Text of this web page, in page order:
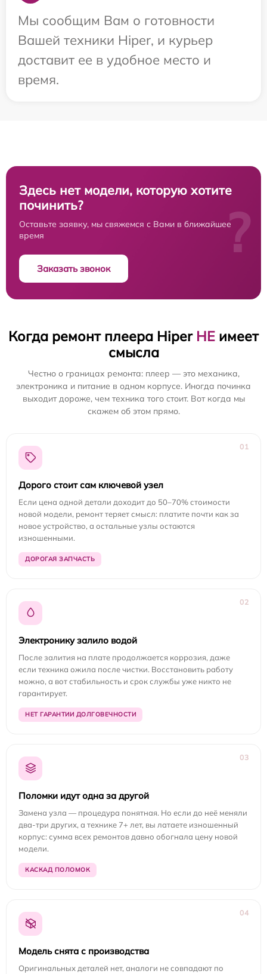
Мы сообщим Вам о готовности
Вашей техники Hiper, и курьер
доставит ее в удобное место и
время.
Здесь нет модели, которую хотите
починить?
Оставьте заявку, мы свяжемся с Вами в ближайшее
время
Заказать звонок
?
Когда ремонт плеера Hiper НЕ имеет
смысла
Честно о границах ремонта: плеер — это механика,
электроника и питание в одном корпусе. Иногда починка
выходит дороже, чем техника того стоит. Вот когда мы
скажем об этом прямо.
01
Дорого стоит сам ключевой узел
Если цена одной детали доходит до 50–70% стоимости
новой модели, ремонт теряет смысл: платите почти как за
новое устройство, а остальные узлы остаются
изношенными.
ДОРОГАЯ ЗАПЧАСТЬ
02
Электронику залило водой
После залития на плате продолжается коррозия, даже
если техника ожила после чистки. Восстановить работу
можно, а вот стабильность и срок службы уже никто не
гарантирует.
НЕТ ГАРАНТИИ ДОЛГОВЕЧНОСТИ
03
Поломки идут одна за другой
Замена узла — процедура понятная. Но если до неё меняли
два-три других, а технике 7+ лет, вы латаете изношенный
корпус: сумма всех ремонтов давно обогнала цену новой
модели.
КАСКАД ПОЛОМОК
04
Модель снята с производства
Оригинальных деталей нет, аналоги не совпадают по